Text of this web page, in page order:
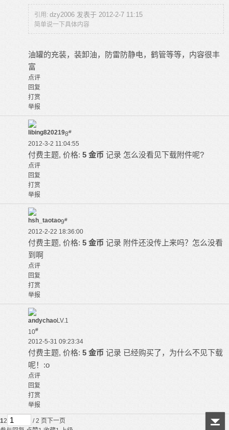
引用: dzy2006 发表于 2012-2-7 11:15
简单说一下具体内容
油罐的充装，装卸油，防雷防静电，鹤管等等，内容很丰
富
点评
回复
打赏
举报
libing8202198#
2012-3-2 11:04:55
付费主题, 价格: 5 金币 记录 怎么没看见下载附件呢?
点评
回复
打赏
举报
hsh_taotao9#
2012-2-22 18:36:00
付费主题, 价格: 5 金币 记录 附件还没传上来吗？怎么没看
到啊
点评
回复
打赏
举报
andychaoLV.1
10#
2012-5-31 09:23:34
付费主题, 价格: 5 金币 记录 已经购买了，为什么不见下载
呢！:o
点评
回复
打赏
举报
12 / 2 页 下一页